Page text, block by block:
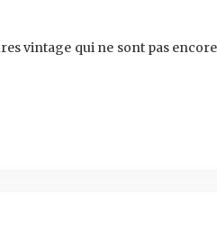
vintage qui ne sont pas